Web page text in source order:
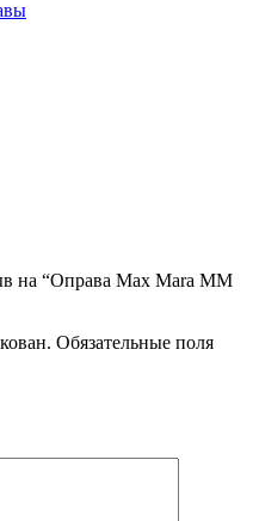
на “Оправа Max Mara MM
Обязательные поля